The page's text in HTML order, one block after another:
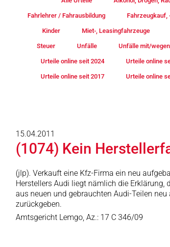
Fahrlehrer / Fahrausbildung Fahrzeugkauf,
Kinder Miet-, Leasingfahrzeuge
Steuer Unfälle Unfälle mit/
Urteile online seit 2024 Urteile online
Urteile online seit 2017 Urteile online
15.04.2011
(1074) Kein
(jlp). Verkauft eine Kfz-Firma ein neu
Herstellers Audi liegt nämlich die
aus neuen und gebrauchten Audi-Teilen
zurückgeben.
Amtsgericht Lemgo, Az.: 17 C 346/09